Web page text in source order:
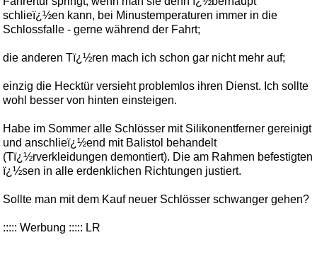
schlieï¿½en kann, bei Minustemperaturen immer in die
Schlossfalle - gerne während der Fahrt;
die anderen Tï¿½ren mach ich schon gar nicht mehr auf;
einzig die Hecktür versieht problemlos ihren Dienst. Ich sollte
wohl besser von hinten einsteigen.
Habe im Sommer alle Schlösser mit Silikonentferner gereinigt
und anschlieï¿½end mit Balistol behandelt
(Tï¿½rverkleidungen demontiert). Die am Rahmen befestigten
ï¿½sen in alle erdenklichen Richtungen justiert.
Sollte man mit dem Kauf neuer Schlösser schwanger gehen?
::::: Werbung ::::: LR